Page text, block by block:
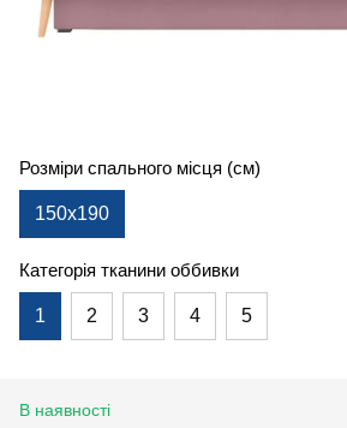
Розміри спального місця (см)
150x190
Категорія тканини оббивки
1 2 3 4 5
В наявності